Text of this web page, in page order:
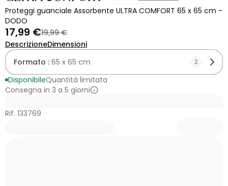
Proteggi guanciale Assorbente ULTRA COMFORT 65 x 65 cm -
DODO
17,99 €19,99 €
DescrizioneDimensioni
Formato : 65 x 65 cm 2
DisponibileQuantità limitata
Consegna in 3 a 5 giorni
Rif. 133769